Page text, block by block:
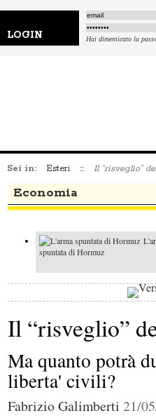
LOGIN Hai dimenticato la
Sei in: Esteri :: Il “risveglio”
Economia
spuntata di Hormuz
Nato e l'autonomia europea
Francia, Le Pen ricondannata ma
candidata
Usa vogliono venderci armi
Il “risveglio”
Ma quanto potrà
liberta' civili?
Fabrizio Galimberti 21/